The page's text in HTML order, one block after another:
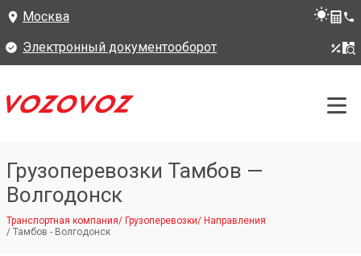
Москва
Электронный документооборот
Грузоперевозки Тамбов —
Волгодонск
Транспортная компания/ Грузоперевозки/ Направления
/ Тамбов - Волгодонск